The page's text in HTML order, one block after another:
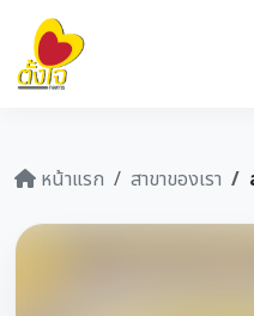
หน้าแรก สาขาของเรา